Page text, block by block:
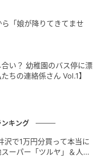
「娘が降りてきてませ
い？ 幼稚園のバス停に漂
ちの連絡係さん Vol.1】
キング
沢で1万円分買って本当に
ーパー「ツルヤ」＆人気